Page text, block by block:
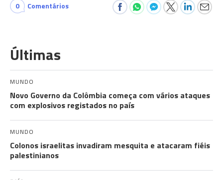
0 Comentários
Últimas
MUNDO
Novo Governo da Colômbia começa com vários ataques
com explosivos registados no país
MUNDO
Colonos israelitas invadiram mesquita e atacaram fiéis
palestinianos